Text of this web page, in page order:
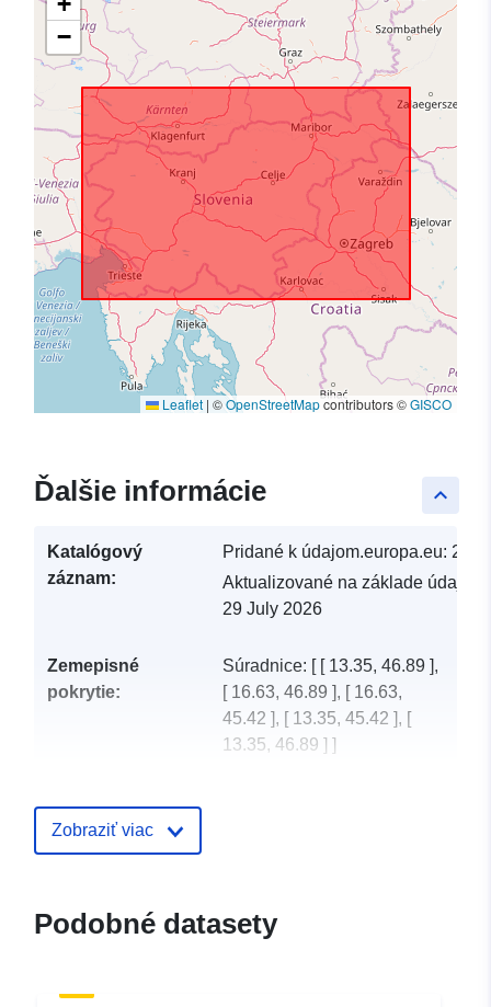
−
Leaflet | ©OpenStreetMapcontributors ©GISCO
keyboard_arrow_up
Ďalšie informácie
Katalógový
záznam:
Pridané k údajom.europa.eu: 28
Aktualizované na základe
29 July 2026
Zemepisné
pokrytie:
Súradnice: [ [ 13.35, 46.89 ],
[ 16.63, 46.89 ], [ 16.63,
45.42 ], [ 13.35, 45.42 ], [
13.35, 46.89 ] ]
uriRef:
Zobraziť viac
Podobné datasety